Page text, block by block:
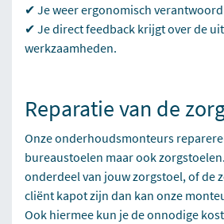
✔ Je weer ergonomisch
✔ Je direct feedback krijgt over de
werkzaamheden.
Reparatie van de
Onze onderhoudsmonteurs
bureaustoelen maar ook
onderdeel van jouw zorgstoel, of de
cliënt kapot zijn dan kan onze
Ook hiermee kun je de onnodige